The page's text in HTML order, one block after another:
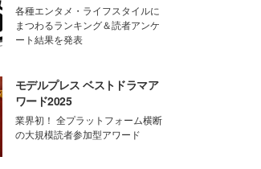
各種エンタメ・ライフスタイルに
まつわるランキング＆読者アンケ
ート結果を発表
モデルプレス ベストドラマア
ワード2025
業界初！ 全プラットフォーム横断
の大規模読者参加型アワード